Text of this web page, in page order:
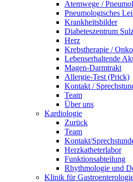
Atemwege /
Pneumologisches
Krankheitsbilder
Diabeteszentrum
Herz
Krebstherapie /
Lebenserhaltende
Magen-Darmtrakt
Allergie-Test (Prick)
Kontakt /
Team
Über uns
Kardiologie
Zurück
Team
Kontakt/
Herzkatheterlabor
Funktionsabteilung
Rhythmologie und
Klinik für